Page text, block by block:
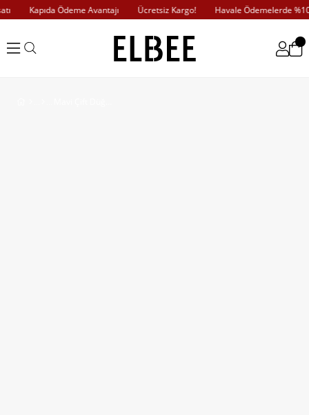
Kapıda Ödeme Avantajı Ücretsiz Kargo! Havale Ödemelerde %10